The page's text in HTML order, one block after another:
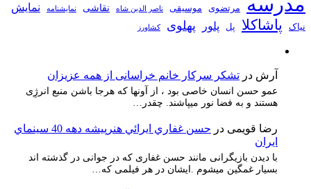
مرتضوی موسیقی ناصر الدین شاه نقاشی نمايشنامه نمایش
نیاک پاشاکلا پل پلور پهلوی کشاورز
آرش در تشکر سرکار خانم خراسانی از همه عزیزان
عمو حسن انسان خاصی بود ، از آونها که هرجا باشن منبع انرژِی
هستند و به فضا نور میپاشند. چقدر…
رضا قویمی در
حسن غفاري ايرائي هنرپيشه دهه 40 سينماي
ايران
با دیدن بازیگرانی مانند حسن غفاری که در جوانی در گذشته اند
بسیار غمگین میشوم .ایشان در هر فیلمی که…